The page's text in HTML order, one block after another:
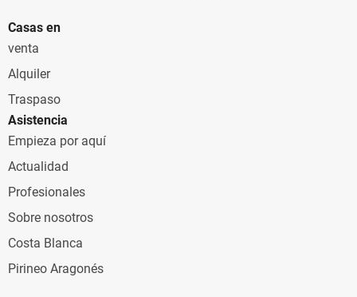
Casas en
venta
Alquiler
Traspaso
Asistencia
Empieza por aquí
Actualidad
Profesionales
Sobre nosotros
Costa Blanca
Pirineo Aragonés